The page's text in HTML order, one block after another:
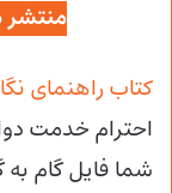
منتشر
کتاب راهنمای
احترام خدمت
شما فایل گام به